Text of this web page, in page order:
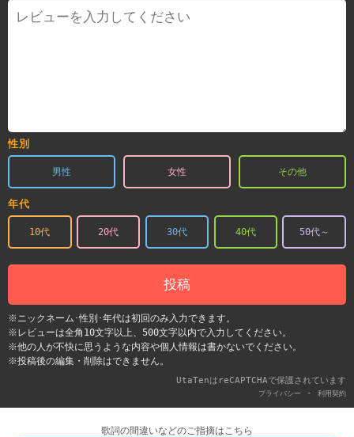
性別
男性 女性 その他
年代
10代 20代 30代 40代 50代～
投稿
※ニックネーム･性別･年代は初回のみ入力できます。
※レビューは全角10文字以上、500文字以内で入力してください。
※他の人が不快に思うような内容や個人情報は書かないでください。
※投稿後の編集・削除はできません。
UtaTenはreCAPTCHAで保護されています
プライバシー - 利用契約
歌詞の間違いなどのご指摘はこちら